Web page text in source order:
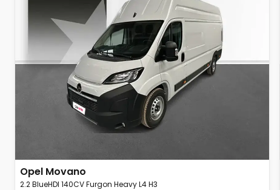
Opel Movano
2.2 BlueHDI 140CV Furgon Heavy L4 H3